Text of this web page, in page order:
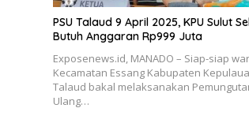
PSU Talaud 9 April 2025, KPU Sulut
Butuh Anggaran Rp999 Juta
Exposenews.id, MANADO – Siap-siap
Kecamatan Essang Kabupaten
Talaud bakal melaksanakan
Ulang…